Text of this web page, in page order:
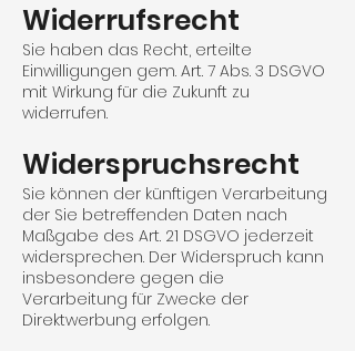
Widerrufsrecht
Sie haben das Recht, erteilte
Einwilligungen gem. Art. 7 Abs. 3 DSGVO
mit Wirkung für die Zukunft zu
widerrufen.
Widerspruchsrecht
Sie können der künftigen Verarbeitung
der Sie betreffenden Daten nach
Maßgabe des Art. 21 DSGVO jederzeit
widersprechen. Der Widerspruch kann
insbesondere gegen die
Verarbeitung für Zwecke der
Direktwerbung erfolgen.